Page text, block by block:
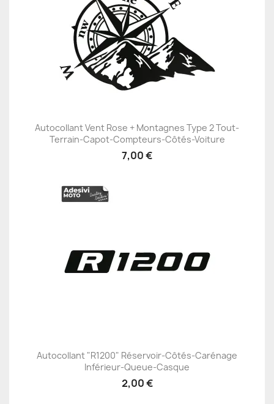
Autocollant Vent Rose + Montagnes Type 2 Tout-
Terrain-Capot-Compteurs-Côtés-Voiture
7,00 €
Autocollant "R1200" Réservoir-Côtés-Carénage
Inférieur-Queue-Casque
2,00 €